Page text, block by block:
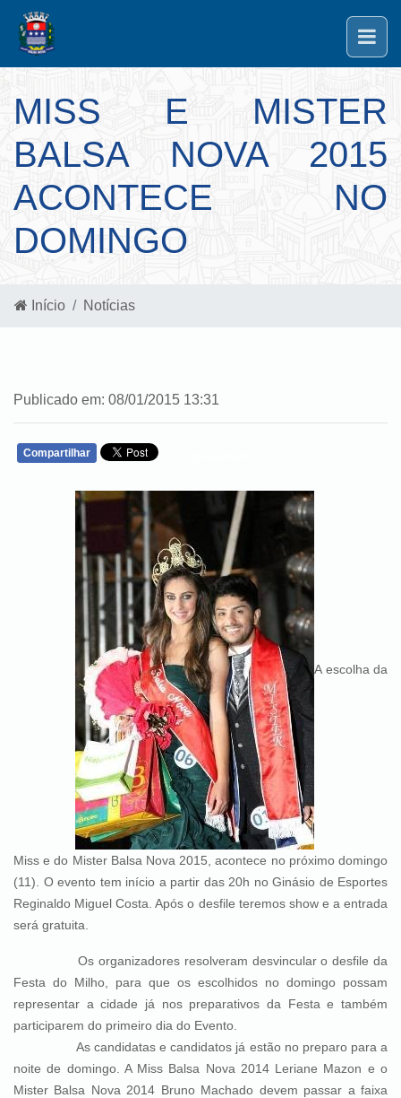
MISS E MISTER
BALSA NOVA 2015
ACONTECE NO
DOMINGO
Início Notícias
Publicado em: 08/01/2015 13:31
Compartilhar
A escolha da
Miss e do MisterBalsa Nova 2015, acontece no próximo domingo
(11). O evento tem início a partir das 20h no Ginásio de Esportes
Reginaldo Miguel Costa. Após o desfile teremos show e a entrada
será gratuita.
Os organizadores resolveram desvincular o desfile da
Festa do Milho, para que os escolhidos no domingo possam
representar a cidade já nos preparativos da Festa e também
participarem do primeiro dia do Evento.
As candidatas e candidatos já estão no preparo para a
noite de domingo. A Miss Balsa Nova 2014 Leriane Mazon e o
Mister Balsa Nova 2014 Bruno Machado devem passar a faixa